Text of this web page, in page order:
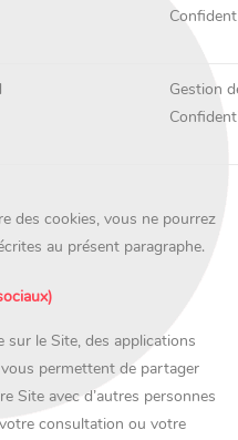
Gestion
des cookies, vous ne pourrez
au présent paragraphe.
sur le Site, des applications
permettent de partager
Site avec d’autres personnes
consultation ou votre